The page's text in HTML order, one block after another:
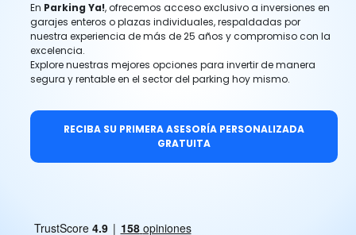
En Parking Ya!, ofrecemos acceso exclusivo a inversiones en
garajes enteros o plazas individuales, respaldadas por
nuestra experiencia de más de 25 años y compromiso con la
excelencia.
Explore nuestras mejores opciones para invertir de manera
segura y rentable en el sector del parking hoy mismo.
RECIBA SU PRIMERA ASESORÍA PERSONALIZADA
GRATUITA